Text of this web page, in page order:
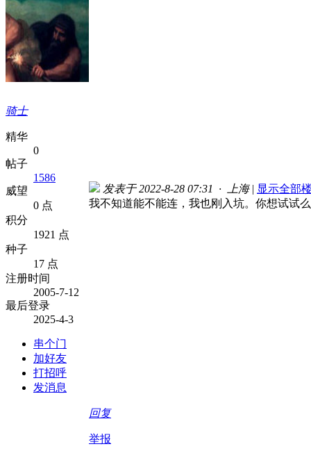
骑士
精华
0
帖子
1586
威望
0 点
积分
1921 点
种子
17 点
注册时间
2005-7-12
最后登录
2025-4-3
串个门
加好友
打招呼
发消息
发表于 2022-8-28 07:31 · 上海 | 显示全部
我不知道能不能连，我也刚入坑。你想试试
回复
举报